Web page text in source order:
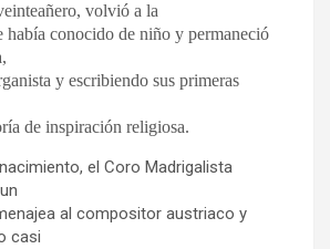
volvió a la
había conocido de niño y permaneció
y escribiendo sus primeras
de inspiración religiosa.
el Coro Madrigalista
al compositor austriaco y
casi